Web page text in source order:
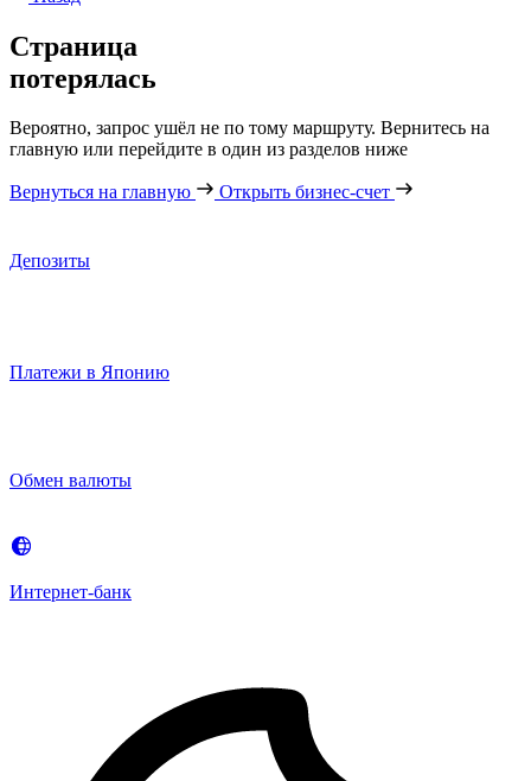
Страница
потерялась
Вероятно, запрос ушёл не по тому маршруту. Вернитесь на
главную или перейдите в один из разделов ниже
Вернуться на главную Открыть бизнес-счет
Депозиты
Платежи в Японию
Обмен валюты
Интернет-банк